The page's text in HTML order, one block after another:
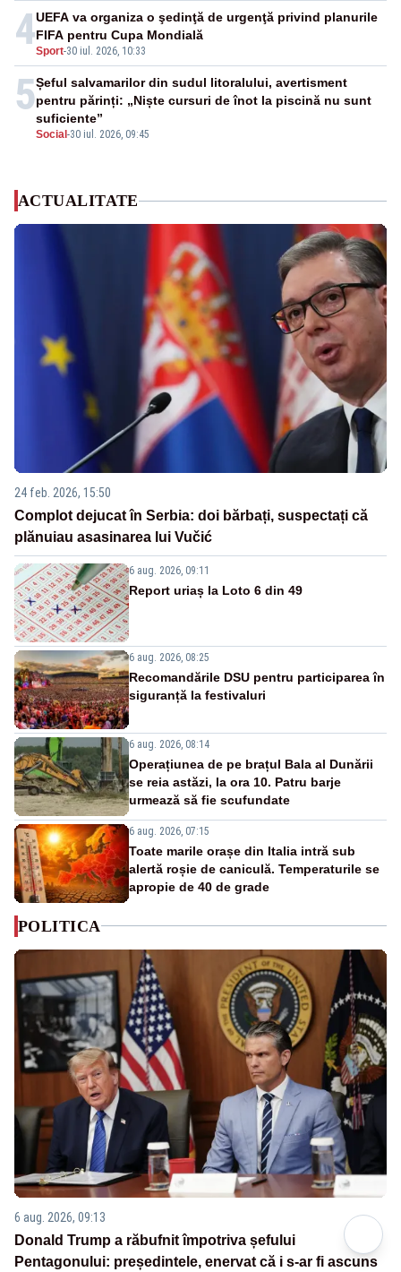
4Sport-30 iul. 2026, 10:33
UEFA va organiza o şedinţă de urgenţă privind planurile
FIFA pentru Cupa Mondială
5
Social -30 iul. 2026, 09:45
Șeful salvamarilor din sudul litoralului, avertisment
pentru părinți: „Niște cursuri de înot la piscină nu sunt
suficiente”
ACTUALITATE
24 feb. 2026, 15:50
Complot dejucat în Serbia: doi bărbați, suspectați că
plănuiau asasinarea lui Vučić
6 aug. 2026, 09:11
Report uriaș la Loto 6 din 49
6 aug. 2026, 08:25
Recomandările DSU pentru participarea în
siguranță la festivaluri
6 aug. 2026, 08:14
Operațiunea de pe brațul Bala al Dunării
se reia astăzi, la ora 10. Patru barje
urmează să fie scufundate
6 aug. 2026, 07:15
Toate marile orașe din Italia intră sub
alertă roșie de caniculă. Temperaturile se
apropie de 40 de grade
POLITICA
6 aug. 2026, 09:13
Donald Trump a răbufnit împotriva șefului
Pentagonului: președintele, enervat că i s-ar fi ascuns